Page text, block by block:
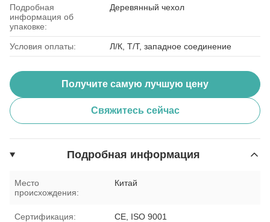
Подробная
информация об
упаковке:
Деревянный чехол
Условия оплаты: Л/К, Т/Т, западное соединение
Получите самую лучшую цену
Свяжитесь сейчас
Подробная информация
Место
происхождения:
Китай
Сертификация: CE, ISO 9001